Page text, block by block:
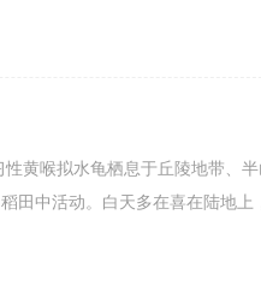
黄喉拟水龟栖息于丘陵地带、
田中活动。白天多在喜在陆地上